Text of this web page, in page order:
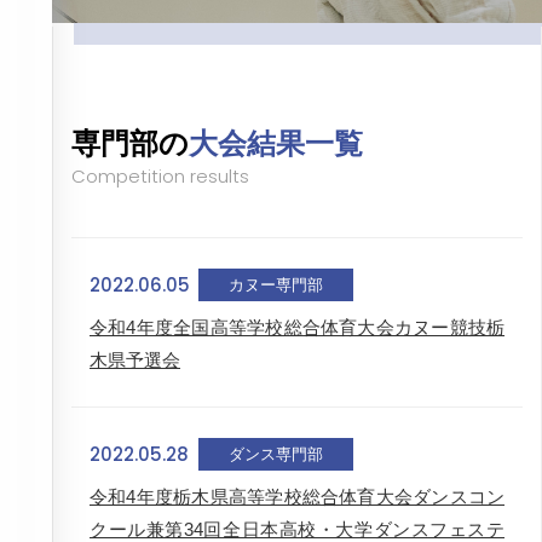
専門部の大会結果一覧
Competition results
2022.06.05 カヌー専門部
令和4年度全国高等学校総合体育大会カヌー競技栃
木県予選会
2022.05.28 ダンス専門部
令和4年度栃木県高等学校総合体育大会ダンスコン
クール兼第34回全日本高校・大学ダンスフェステ